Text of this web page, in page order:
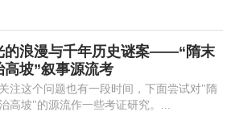
的浪漫与千年历史谜案——“隋末
高坡”叙事源流考
注这个问题也有一段时间，下面尝试对"隋
高坡"的源流作一些考证研究。...